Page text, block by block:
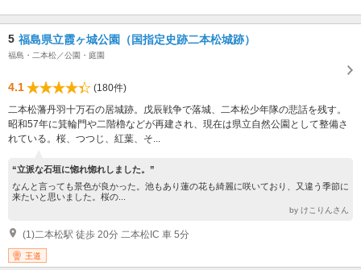
5 福島県立霞ヶ城公園（国指定史跡二本松城跡）
福島・二本松／公園・庭園
4.1
(180件)
二本松藩丹羽十万石の居城跡。戊辰戦争で落城、二本松少年隊の悲話を残す。
昭和57年に箕輪門や二階櫓などが再建され、現在は県立自然公園として整備さ
れている。桜、つつじ、紅葉、そ...
“立派な石垣に惚れ惚れしました。”
なんと言っても景色が良かった。池もあり蓮の花も綺麗に咲いており、又違う季節に
来たいと思いました。桜の...
by けこりんさん
(1)二本松駅 徒歩 20分 二本松IC 車 5分
王道